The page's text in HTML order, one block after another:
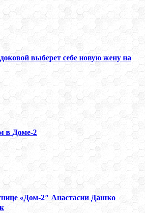
выберет себе новую жену на
в Доме-2
«Дом-2″ Анастасии Дашко